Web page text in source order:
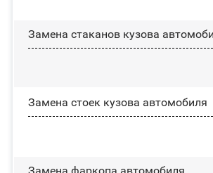
Замена стаканов кузова
Замена стоек кузова автомобиля